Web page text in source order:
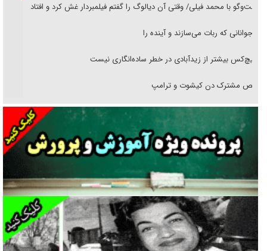
گفت‌وگو با محمد فیلی/ وقتی آن دیالوگ را گفتم فیلمبردار غش کرد و افتاد
نوجوانانی که ربات می‌سازند و آینده را
هیچ‌کس بیشتر از زیدآبادی در خطر ساده‌انگاری نیست
رقص مشترک دن کیشوت و ترامپ
دنده دولت به واگذاری مسئله‌دار ایران‌خودرو/ خصوصی‌سازی یا انحصار؟
غریزه‌ی بقا و آقای باقی و رفقا
جراحی‌های زیبایی با مدرک فوق‌دیپلم! + گفت‌وگو با متهم
گفت‌وگو با همسر یکی از شهدای جنگ رمضان/ پیکر بی‌سر شهید را از
انگشت‌های پا شناسایی کردیم
نسلی که آنلاین الگو می‌گیرد